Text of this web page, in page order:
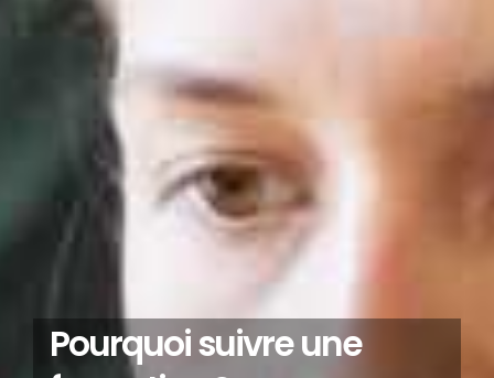
Pourquoi suivre une